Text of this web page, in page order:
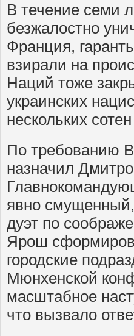
В течение семи
безжалостно
Франция,
взирали на
Наций тоже
украинских
нескольких
По требованию
назначил
явно смущенный,
дуэт по
Ярош
городские
Мюнхенской
масштабное
что вызвало